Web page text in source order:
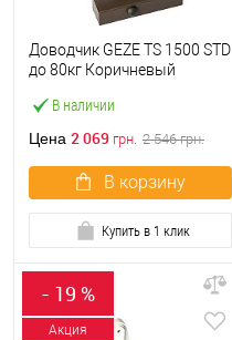
В наличии
Доводчик GEZE TS 1500 STD
до 80кг Коричневый
Цена 2 069 грн. 2 546грн.
В корзину
Купить в 1 клик
- 19 %
Акция